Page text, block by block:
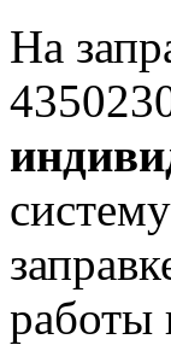
На
работы